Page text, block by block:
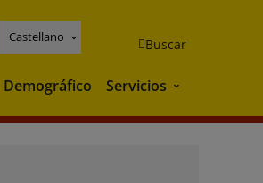
Castellano Buscar
Demográfico Servicios Servicios